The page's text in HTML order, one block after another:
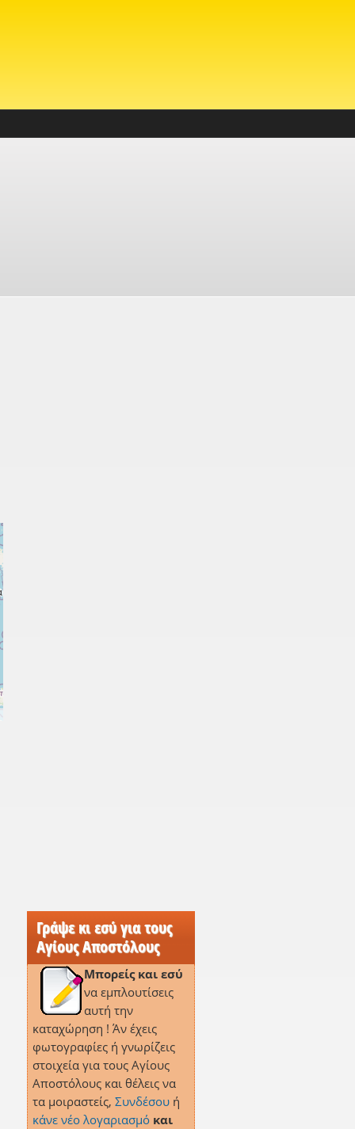
Γράψε κι εσύ για τους
Αγίους Αποστόλους
Μπορείς και εσύ
να εμπλουτίσεις
αυτή την
καταχώρηση ! Άν έχεις
φωτογραφίες ή γνωρίζεις
στοιχεία για τους Αγίους
Αποστόλους και θέλεις να
τα μοιραστείς, Συνδέσουή
κάνε νέο λογαριασμό και